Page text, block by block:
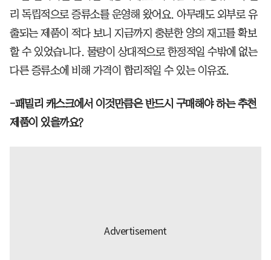
리 독립적으로 증류소를 운영해 왔어요. 아무래도 외부로 유
출되는 제품이 적다 보니 지금까지 충분한 양의 재고를 확보
할 수 있었습니다. 물량이 상대적으로 한정적일 수밖에 없는
다른 증류소에 비해 가격이 합리적일 수 있는 이유죠.
-패밀리 캐스크에서 이것만큼은 반드시 구매해야 하는 추천
제품이 있을까요?